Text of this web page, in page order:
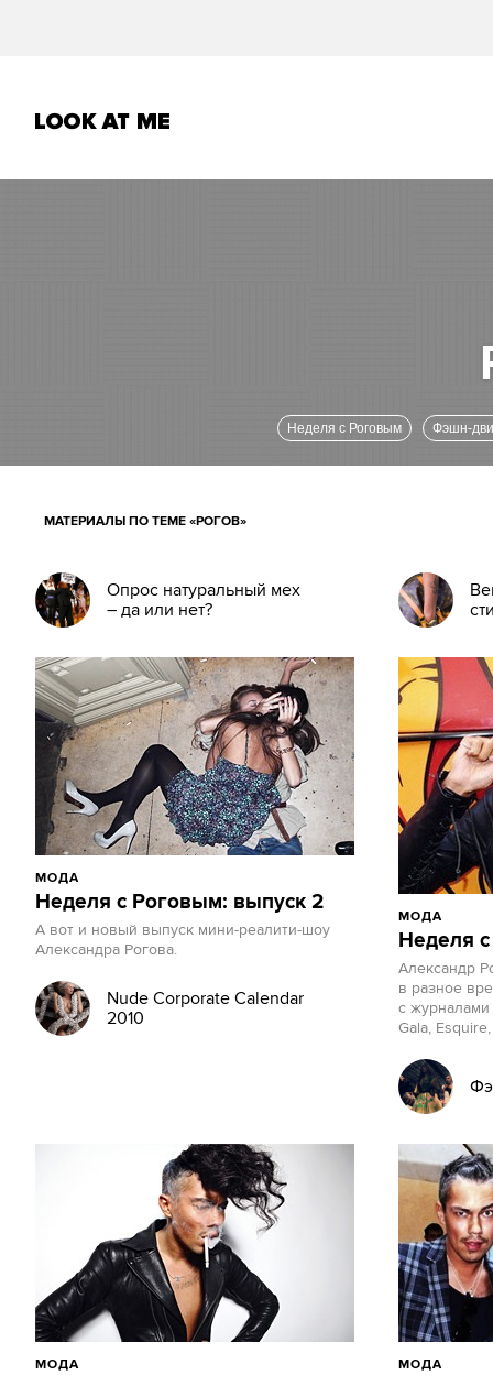
Неделя с Роговым Фэшн-
МАТЕРИАЛЫ ПО ТЕМЕ «РОГОВ»
Опрос натуральный мех
– да или нет?
МОДА
Неделя с Роговым: выпуск 2
А вот и новый выпуск мини-реалити-шоу
Александра Рогова.
Nude Corporate Calendar
2010
МОДА
Неделя
Александр
в разное
с журналами
Gala,
МОДА МОДА